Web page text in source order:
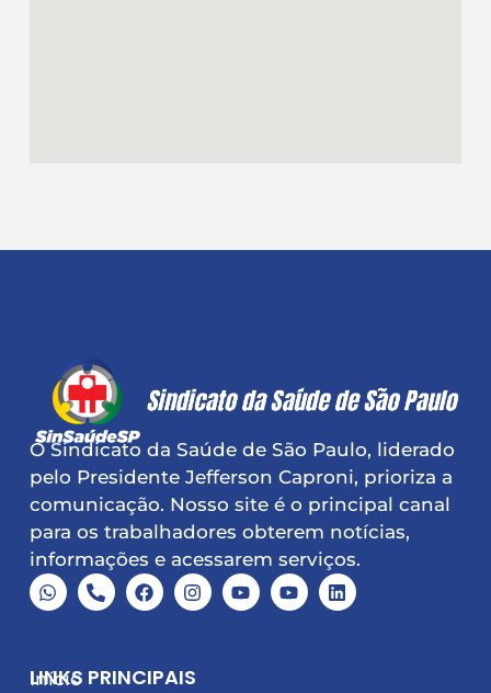
O Sindicato da Saúde de São Paulo, liderado
pelo Presidente Jefferson Caproni, prioriza a
comunicação. Nosso site é o principal canal
para os trabalhadores obterem notícias,
informações e acessarem serviços.
LINKS PRINCIPAIS
Início